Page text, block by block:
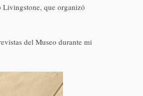
Livingstone, que organizó
del Museo durante mi